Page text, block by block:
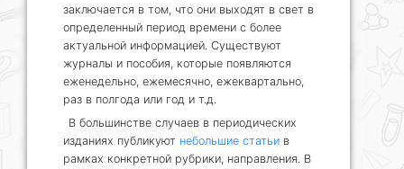
заключается в том, что они выходят в свет в
определенный период времени с более
актуальной информацией. Существуют
журналы и пособия, которые появляются
еженедельно, ежемесячно, ежеквартально,
раз в полгода или год и т.д.
В большинстве случаев в периодических
изданиях публикуют небольшие статьи в
рамках конкретной рубрики, направления. В